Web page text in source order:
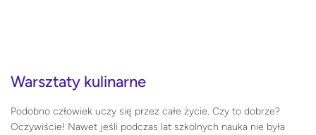
Warsztaty kulinarne
Podobno człowiek uczy się przez całe życie. Czy to dobrze?
Oczywiście! Nawet jeśli podczas lat szkolnych nauka nie była